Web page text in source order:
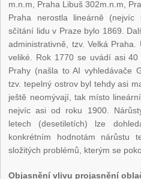
m.n.m, Praha Libuš 302m.n.m,
Praha nerostla lineárně
sčítání lidu v Praze bylo 1869.
administrativně, tzv. Velká
veliké. Rok 1770 se uvádí asi
Prahy (našla to AI vyhledávače
tzv. tepelný ostrov byl tehdy asi
ještě neomývají, tak místo
nejvíc asi od roku 1900.
letech (desetiletích) lze
konkrétním hodnotám nárůstu
složitých problémů, kterým se
Objasnění vlivu projasnění